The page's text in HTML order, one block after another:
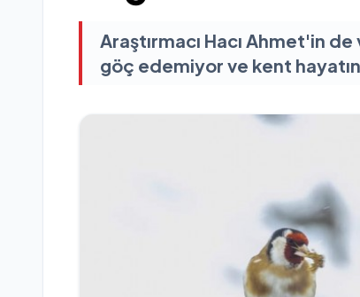
Araştırmacı Hacı Ahmet'in de
göç edemiyor ve kent